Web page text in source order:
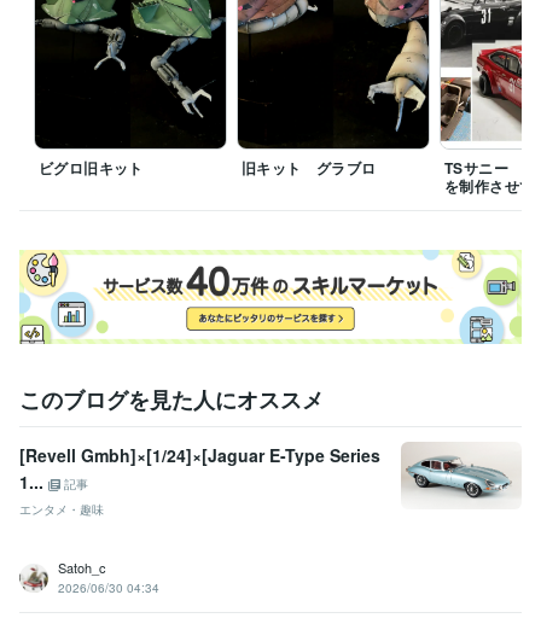
ビグロ旧キット 旧キット グラブロ
TSサニー 当
を制作させて
このブログを見た人にオススメ
[Revell Gmbh]×[1/24]×[Jaguar E-Type Series
1...
記事
エンタメ・趣味
Satoh_c
2026/06/30 04:34